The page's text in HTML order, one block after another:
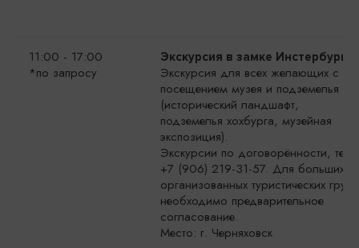
11:00 - 17:00
*по запросу
Экскурсия в замке Инстербург
Экскурсия для всех желающих с
посещением музея и подземелья
(исторический ландшафт,
подземелья хохбурга, музейная
экспозиция).
Экскурсии по договорённости, тел.:
+7 (906) 219-31-57. Для больших
организованных туристических групп
необходимо предварительное
согласование.
Место: г. Черняховск